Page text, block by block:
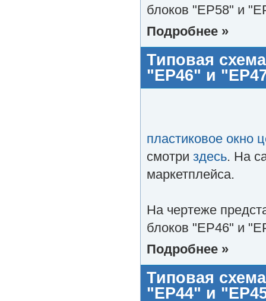
блоков "EP58" и
Подробнее »
Типовая
"EP46" и
пластиковое окно
смотри здесь. На
маркетплейса.
На чертеже
блоков "EP46" и
Подробнее »
Типовая
"EP44" и